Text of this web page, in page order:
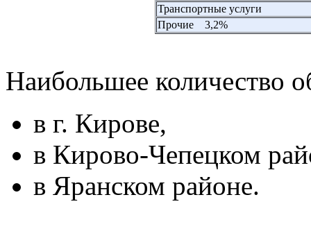
Транспортные услуги
Прочие 3,2%
Наибольшее количество
в г. Кирове,
в Кирово-Чепецком
в Яранском районе.